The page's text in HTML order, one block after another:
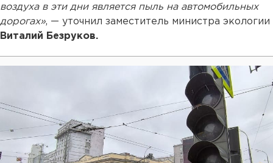
воздуха в эти дни является пыль на автомобильных
дорогах», — уточнил заместитель министра экологии
Виталий Безруков.